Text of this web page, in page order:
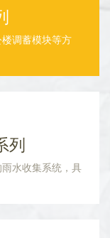
调蓄模块等方
列
水收集系统，具